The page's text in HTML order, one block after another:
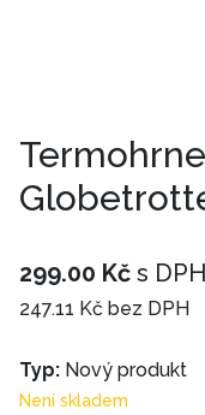
299.00 Kč s DPH
247.11 Kč bez DPH
Typ: Nový produkt
Není skladem